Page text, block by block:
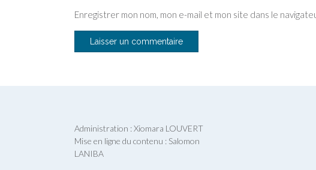
Enregistrer mon nom, mon e-mail et mon site dans le
Administration : Xiomara LOUVERT
Mise en ligne du contenu : Salomon
LANIBA